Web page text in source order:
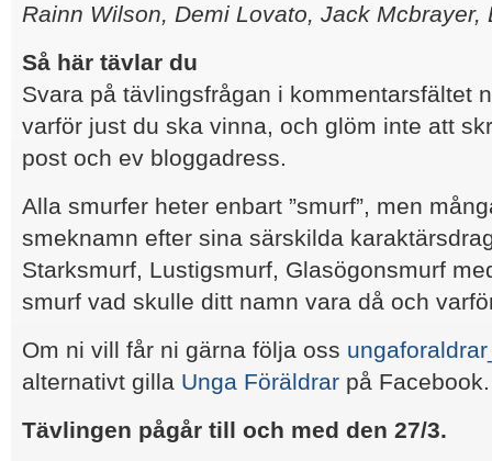
Rainn Wilson, Demi Lovato, Jack Mcbrayer,
Så här tävlar du
Svara på tävlingsfrågan i kommentarsfältet
varför just du ska vinna, och glöm inte att
post och ev bloggadress.
Alla smurfer heter enbart ”smurf”, men
smeknamn efter sina särskilda
Starksmurf, Lustigsmurf, Glasögonsmurf
smurf vad skulle ditt namn vara då och
Om ni vill får ni gärna följa oss
alternativt gilla Unga Föräldrar på Facebook.
Tävlingen pågår till och med den 27/3.